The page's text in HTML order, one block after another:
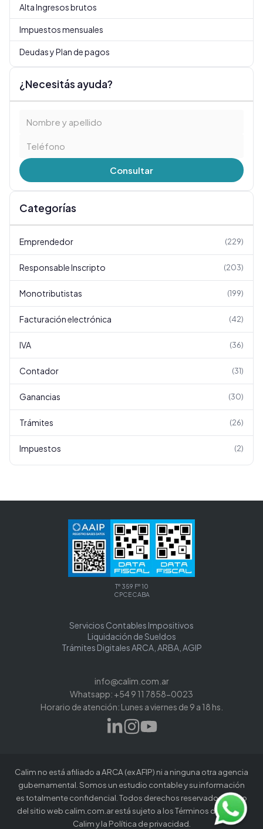
Alta Ingresos brutos
Impuestos mensuales
Deudas y Plan de pagos
¿Necesitás ayuda?
Consultar
Categorías
Emprendedor (229)
Responsable Inscripto (203)
Monotributistas (199)
Facturación electrónica (42)
IVA (36)
Contador (31)
Ganancias (30)
Trámites (26)
Impuestos (2)
Tº 359 Fº 10
CPCECABA
Servicios Contables Impositivos
Liquidación de Sueldos
Trámites Digitales ARCA, ARBA, AGIP
info@calim.com.ar
Whatsapp: +54 9 11 7858-0023
Horario de atención: Lunes a viernes de 9 a 18 hs.
Calim no está afiliado a ARCA (ex AFIP) ni a ninguna otra agencia
gubernamental. Somos un estudio contable y su información
es totalmente confidencial. Todos derechos reservados. El uso
del sitio web calim.com.ar está sujeto a los Términos de uso de
Calim y la Política de privacidad.